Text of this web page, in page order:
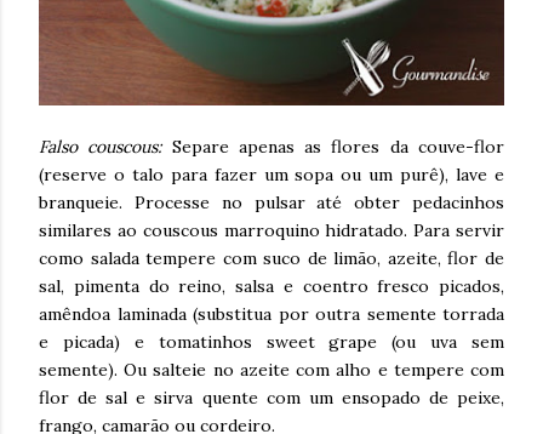
Falso couscous:Separe apenas as flores da couve-flor
(reserve o talo para fazer um sopa ou um purê), lave e
branqueie. Processe no pulsar até obter pedacinhos
similares ao couscous marroquino hidratado. Para servir
como salada tempere com suco de limão, azeite, flor de
sal, pimenta do reino, salsa e coentro fresco picados,
amêndoa laminada (substitua por outra semente torrada
e picada) e tomatinhos sweet grape (ou uva sem
semente). Ou salteie no azeite com alho e tempere com
flor de sal e sirva quente com um ensopado de peixe,
frango, camarão ou cordeiro.